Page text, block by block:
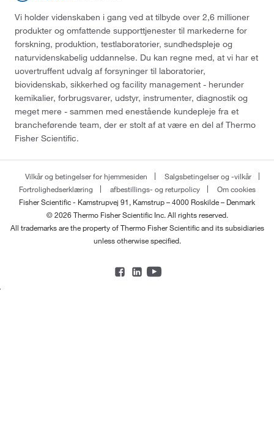
Vi holder videnskaben i gang ved at tilbyde over 2,6 millioner
produkter og omfattende supporttjenester til markederne for
forskning, produktion, testlaboratorier, sundhedspleje og
naturvidenskabelig uddannelse. Du kan regne med, at vi har et
uovertruffent udvalg af forsyninger til laboratorier,
biovidenskab, sikkerhed og facility management - herunder
kemikalier, forbrugsvarer, udstyr, instrumenter, diagnostik og
meget mere - sammen med enestående kundepleje fra et
brancheførende team, der er stolt af at være en del af Thermo
Fisher Scientific.
Vilkår og betingelser for hjemmesiden
Salgsbetingelser og -vilkår
Fortrolighedserklæring
afbestillings- og returpolicy
Om cookies
Fisher Scientific - Kamstrupvej 91, Kamstrup – 4000 Roskilde – Denmark
© 2026 Thermo Fisher Scientific Inc. All rights reserved.
All trademarks are the property of Thermo Fisher Scientific and its subsidiaries
unless otherwise specified.